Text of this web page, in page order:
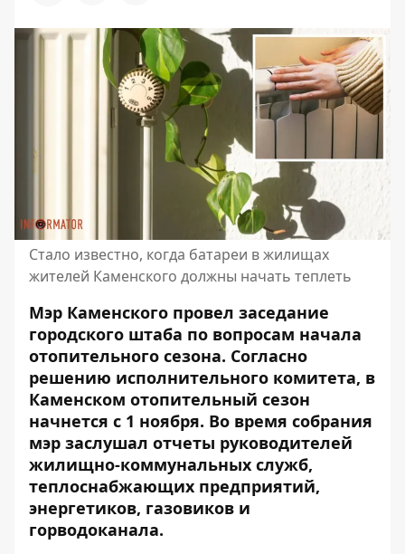
Стало известно, когда батареи в жилищах
жителей Каменского должны начать теплеть
Мэр Каменского провел заседание
городского штаба по вопросам начала
отопительного сезона. Согласно
решению исполнительного комитета, в
Каменском отопительный сезон
начнется с 1 ноября. Во время собрания
мэр заслушал отчеты руководителей
жилищно-коммунальных служб,
теплоснабжающих предприятий,
энергетиков, газовиков и
горводоканала.